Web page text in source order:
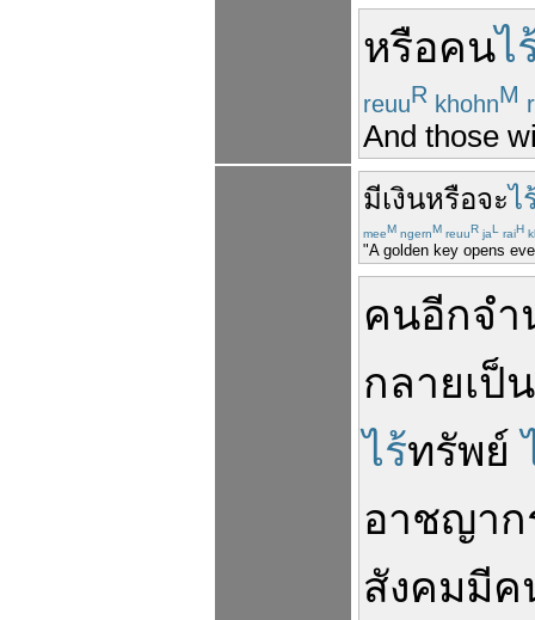
หรือคนไ
reuuR khohnM
And those
มีเงินหรือจะไ
meeM ngernM reuuR jaL raiH
"A golden key opens
คนอีกจำ
กลายเป็น
ไร้ทรัพย์
อาชญาก
สังคมมีค